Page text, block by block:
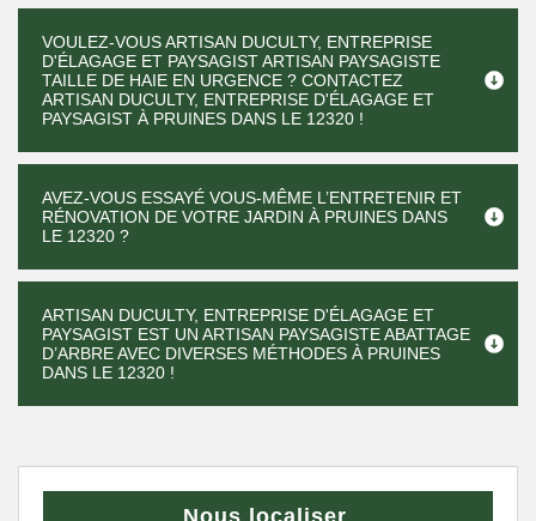
VOULEZ-VOUS ARTISAN DUCULTY, ENTREPRISE
D'ÉLAGAGE ET PAYSAGIST ARTISAN PAYSAGISTE
TAILLE DE HAIE EN URGENCE ? CONTACTEZ
ARTISAN DUCULTY, ENTREPRISE D'ÉLAGAGE ET
PAYSAGIST À PRUINES DANS LE 12320 !
AVEZ-VOUS ESSAYÉ VOUS-MÊME L’ENTRETENIR ET
RÉNOVATION DE VOTRE JARDIN À PRUINES DANS
LE 12320 ?
ARTISAN DUCULTY, ENTREPRISE D'ÉLAGAGE ET
PAYSAGIST EST UN ARTISAN PAYSAGISTE ABATTAGE
D’ARBRE AVEC DIVERSES MÉTHODES À PRUINES
DANS LE 12320 !
Nous localiser